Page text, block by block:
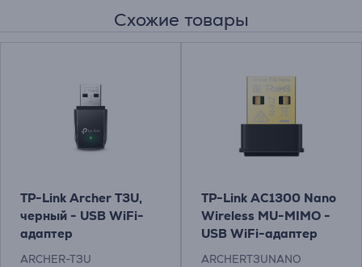
Схожие товары
TP-Link Archer T3U,
черный - USB WiFi-
адаптер
ARCHER-T3U
TP-Link AC1300 Nano
Wireless MU-MIMO -
USB WiFi-адаптер
Товар -
ARCHERT3UNANO